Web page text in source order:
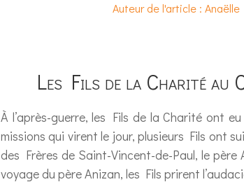
Auteur de l'article : Anaëlle
Les Fils de la Charité au
À l’après-guerre, les Fils de la Charité ont
missions qui virent le jour, plusieurs Fils ont
des Frères de Saint-Vincent-de-Paul, le
voyage du père Anizan, les Fils prirent